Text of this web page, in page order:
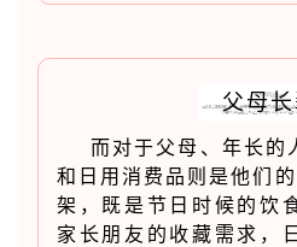
父母
而对于父母、年长的
和日用消费品则是他们
架，既是节日时候的饮
家长朋友的收藏需求，